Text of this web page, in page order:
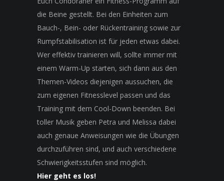
die Beine gestellt. Bei den Einheiten zum
Bauch-, Bein- oder Rückentraining sowie zur
Rumpfstabilisation ist für jeden etwas dabei.
Wer effektiv trainieren will, sollte immer mit
einem Warm-Up starten, sich dann aus den
Themen-Videos diejenigen aussuchen, die
zum eigenen Fitnesslevel passen und das
Training mit dem Cool-Down beenden. Bei
toller Musik geben Petra und Melissa dabei
auch genaue Anweisungen wie die Übungen
durchzuführen sind, und auch verschiedene
Schwierigkeitsstufen sind möglich.
Hier geht es los!